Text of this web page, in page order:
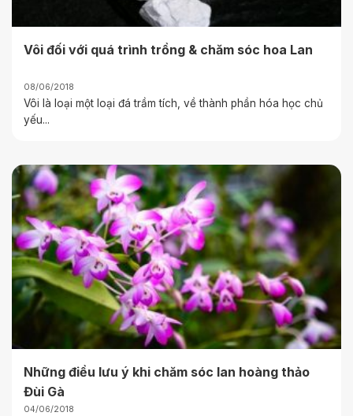
Vôi đối với quá trình trồng & chăm sóc hoa Lan
08/06/2018
Vôi là loại một loại đá trầm tích, về thành phần hóa học chủ
yếu...
Những điều lưu ý khi chăm sóc lan hoàng thảo
Đùi Gà
04/06/2018